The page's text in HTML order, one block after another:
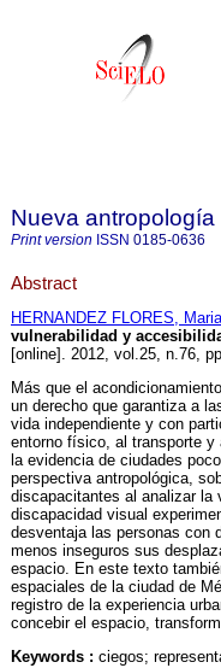
Nueva antropología
Print version ISSN 0185-0636
Abstract
HERNANDEZ FLORES,
vulnerabilidad y
[online]. 2012, vol.25, n.76,
Más que el
un derecho que garantiza a
vida independiente y con
entorno físico, al transporte y
la evidencia de ciudades
perspectiva antropológica,
discapacitantes al analizar la
discapacidad visual
desventaja las personas con
menos inseguros sus
espacio. En este texto
espaciales de la ciudad de
registro de la experiencia
concebir el espacio,
Keywords : ciegos;